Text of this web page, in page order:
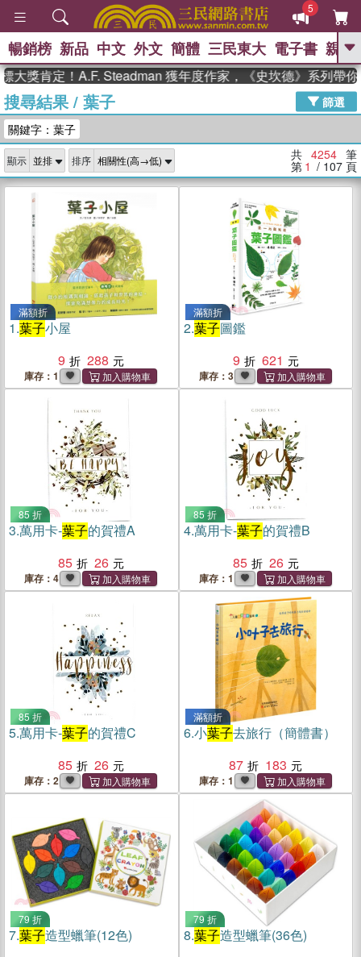
5
GO
The Odyssey 、
父親節 、 如果歷史是一群喵 、 暑期
念華 、 台灣的李登輝時代 、 數學女
孩：黎曼猜想
偉大的迷走神經
暢銷榜 新品 中文 外文 簡體 三民東大 電子書 親子
定！A.F. Steadman 獲年度作家，《史坎德》系列帶你踏上熱
搜尋結果/ 葉子
篩選
關鍵字：葉子
顯示 排序 共 4254 筆
第 1 / 107 頁
滿額折
1.葉子小屋
9
288
庫存：1
滿額折
2.葉子圖鑑
9
621
庫存：3
85 折
3.萬用卡-葉子的賀禮A
85
26
庫存：4
85 折
4.萬用卡-葉子的賀禮B
85
26
庫存：1
85 折
5.萬用卡-葉子的賀禮C
85
26
庫存：2
滿額折
6.小葉子去旅行（簡體書）
87
183
庫存：1
79 折
7.葉子造型蠟筆(12色)
79 折
8.葉子造型蠟筆(36色)